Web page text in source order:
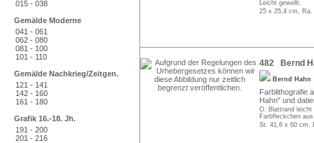
015 - 038
Gemälde Moderne
041 - 061
062 - 080
081 - 100
101 - 110
Gemälde Nachkrieg/Zeitgen.
121 - 141
142 - 160
161 - 180
Grafik 16.-18. Jh.
191 - 200
201 - 216
Leicht gewellt.
25 x 25,4 cm,
482 Bernd
Bernd Hahn
Farblithografie
Hahn" und
O. Blattrand leicht
Farbfleckchen
St. 41,6 x 60 cm,